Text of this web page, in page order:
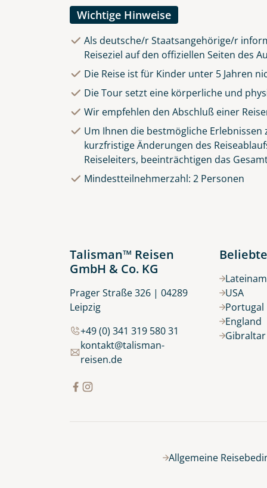
Wichtige Hinweise
Als deutsche/r Staatsangehörige/r
Reiseziel auf den offiziellen Seiten des
Die Reise ist für Kinder unter 5 Jahren
Die Tour setzt eine körperliche und
Wir empfehlen den Abschluß einer
Um Ihnen die bestmögliche
kurzfristige Änderungen des
Reiseleiters, beeinträchtigen das
Mindestteilnehmerzahl: 2 Personen
Talisman™ Reisen
GmbH & Co. KG
Prager Straße 326 | 04289
Leipzig
+49 (0) 341 319 580 31
kontakt@talisman-
reisen.de
USA
Portugal
England
Allgemeine